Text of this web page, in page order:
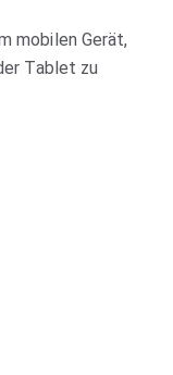
mobilen Gerät,
Tablet zu